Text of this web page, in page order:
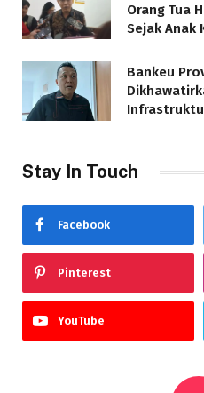
Orang Tua
Sejak Anak
Bankeu
Stay In Touch
Facebook
Pinterest
YouTube